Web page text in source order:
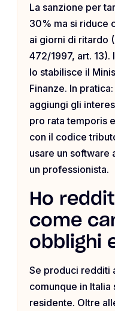
La sanzione per
30% ma si riduce
ai giorni di ritardo
472/1997, art.
lo stabilisce il
Finanze. In
aggiungi gli
pro rata temporis
con il codice
usare un software
un professionista.
Ho
come
obblighi
Se produci redditi
comunque in
residente. Oltre